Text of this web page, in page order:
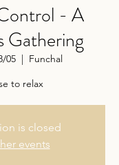
- A
Gathering
05
  |
Funchal
to relax
is closed
events